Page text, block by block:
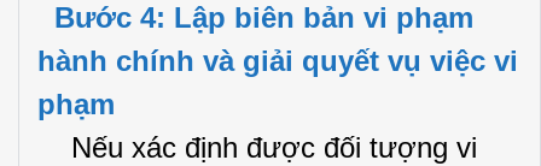
Bước 4: Lập biên bản vi phạm
hành chính và giải quyết vụ việc vi
phạm
Nếu xác định được đối tượng vi